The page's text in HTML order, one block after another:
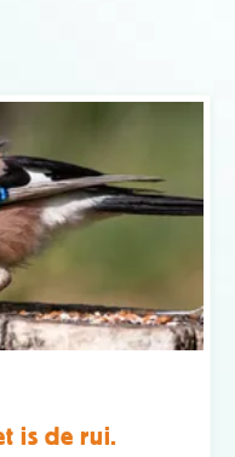
is de rui.